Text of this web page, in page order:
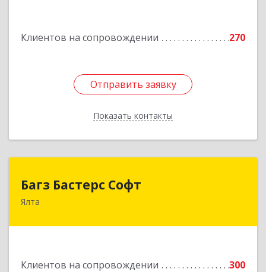
Клиентов на сопровождении 270
Отправить заявку
Показать контакты
Отправить заявку
Назад
Багз Бастерс Софт
Ялта
Клиентов на сопровождении
300
Багз Бастерс Софт
298603, Крым Респ, Ялта г, Свердлова ул, дом №